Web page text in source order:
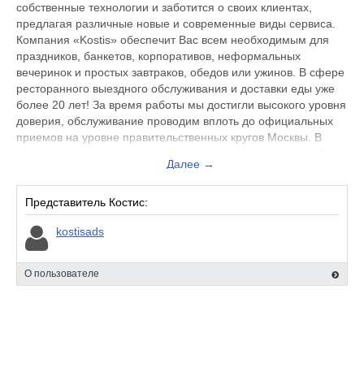
собственные технологии и заботится о своих клиентах,
предлагая различные новые и современные виды сервиса.
Компания «Kostis» обеспечит Вас всем необходимым для
праздников, банкетов, корпоративов, неформальных
вечеринок и простых завтраков, обедов или ужинов. В сфере
ресторанного выездного обслуживания и доставки еды уже
более 20 лет! За время работы мы достигли высокого уровня
доверия, обслуживание проводим вплоть до официальных
приемов на уровне правительственных кругов Москвы. В
представить: тарталетки, сэндвичи, канапе, салаты, ланч-
боксы, десерты, готовые наборы для бизнес-ланчей,
национальные блюда японской, китайской кухонь.
Далее →
Представитель Костис:
kostisads
О пользователе